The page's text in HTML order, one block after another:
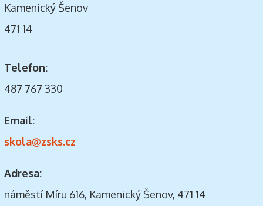
Kamenický Šenov
471 14
Telefon:
487 767 330
Email:
skola@zsks.cz
Adresa:
náměstí Míru 616, Kamenický Šenov, 471 14